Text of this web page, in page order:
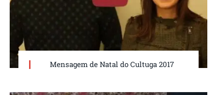
Mensagem de Natal do Cultuga 2017